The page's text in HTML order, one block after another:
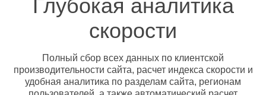
Глубокая аналитика
скорости
Полный сбор всех данных по клиентской
производительности сайта, расчет индекса скорости и
удобная аналитика по разделам сайта, регионам